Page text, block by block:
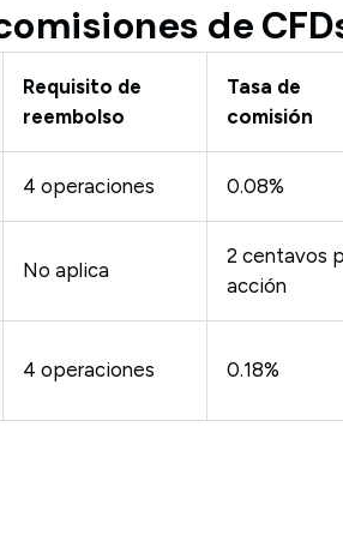
de
Requisito de
reembolso
Tasa de
comisión
4 operaciones 0.08%
No aplica
2 centavos
acción
4 operaciones 0.18%